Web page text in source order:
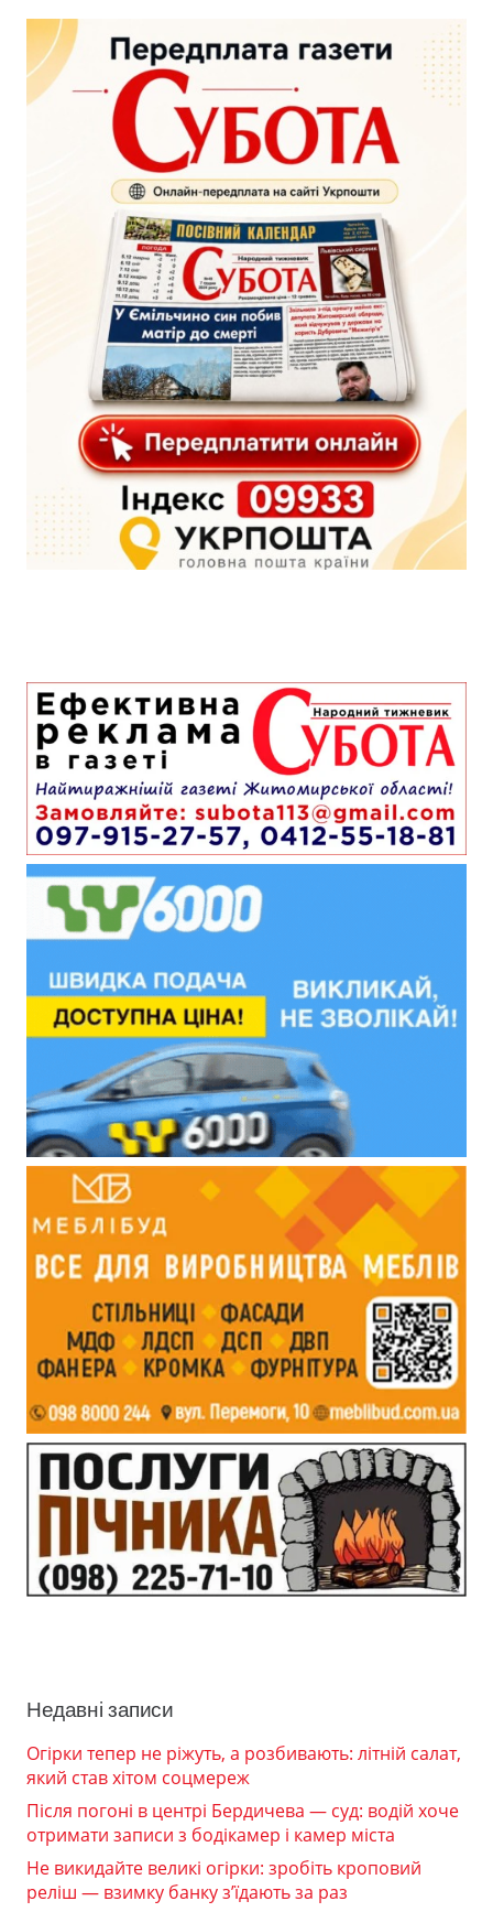
Недавні записи
Огірки тепер не ріжуть, а розбивають: літній салат,
який став хітом соцмереж
Після погоні в центрі Бердичева — суд: водій хоче
отримати записи з бодікамер і камер міста
Не викидайте великі огірки: зробіть кроповий
реліш — взимку банку з’їдають за раз